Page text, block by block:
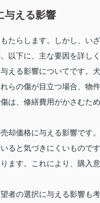
与える影響
たらします。しかし、い
以下に、主な要因を詳しく
える影響についてです。
らの傷が目立つ場合、物
は、修繕費用がかさむた
却価格に与える影響です
ると気づきにくいもので
ます。これにより、購入
者の選択に与える影響も